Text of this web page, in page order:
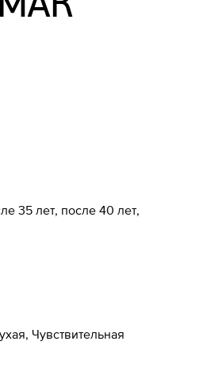
35 лет, после 40 лет,
Чувствительная